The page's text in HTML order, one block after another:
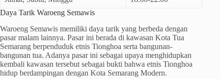
Daya Tarik Waroeng Semawis
Waroeng Semawis memiliki daya tarik yang berbeda dengan
pasar malam lainnya. Pasar ini berada di kawasan Kota Tua
Semarang berpenduduk etnis Tionghoa serta bangunan-
bangunan tua. Adanya pasar ini sebagai upaya menghidupkan
kembali kawasan tersebut sebagai bukti bahwa etnis Tionghoa
hidup berdampingan dengan Kota Semarang Modern.